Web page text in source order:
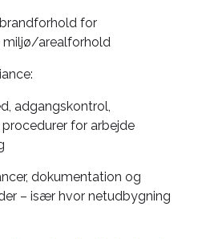
for
miljø/arealforhold
adgangskontrol,
for arbejde
dokumentation og
– især hvor netudbygning